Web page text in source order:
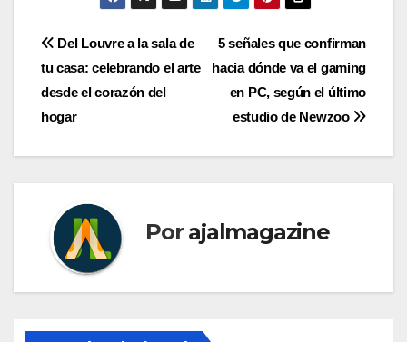
Navegación
de
entradas
5 señales que confirman
hacia dónde va el gaming
en PC, según el último
estudio de Newzoo
Del Louvre a la sala de
tu casa: celebrando el arte
desde el corazón del
hogar
Por ajalmagazine